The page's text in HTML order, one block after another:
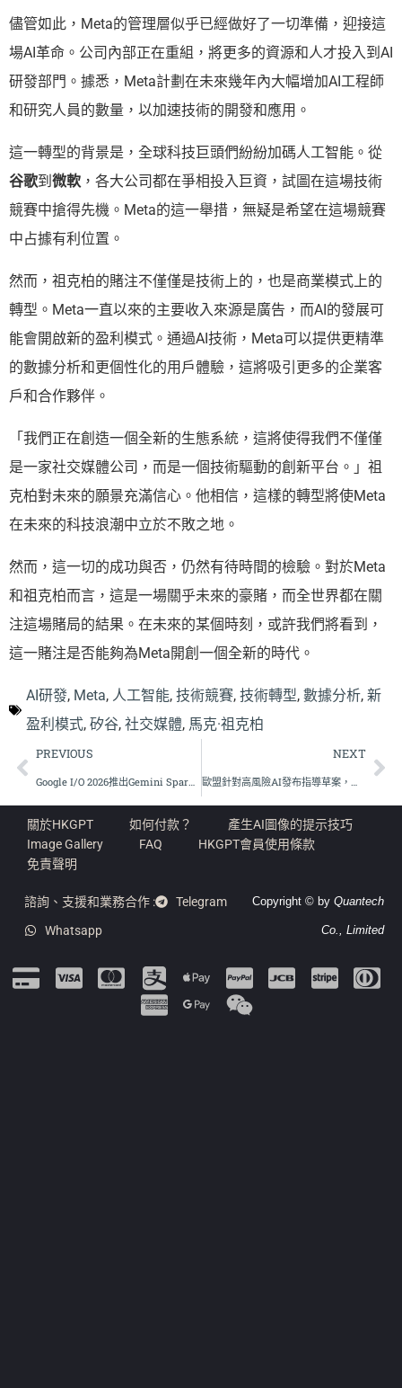
儘管如此，Meta的管理層似乎已經做好了一切準備，迎接這
場AI革命。公司內部正在重組，將更多的資源和人才投入到AI
研發部門。據悉，Meta計劃在未來幾年內大幅增加AI工程師
和研究人員的數量，以加速技術的開發和應用。
這一轉型的背景是，全球科技巨頭們紛紛加碼人工智能。從
谷歌到 微軟 ，各大公司都在爭相投入巨資，試圖在這場技術
競賽中搶得先機。Meta的這一舉措，無疑是希望在這場競賽
中占據有利位置。
然而，祖克柏的賭注不僅僅是技術上的，也是商業模式上的
轉型。Meta一直以來的主要收入來源是廣告，而AI的發展可
能會開啟新的盈利模式。通過AI技術，Meta可以提供更精準
的數據分析和更個性化的用戶體驗，這將吸引更多的企業客
戶和合作夥伴。
「我們正在創造一個全新的生態系統，這將使得我們不僅僅
是一家社交媒體公司，而是一個技術驅動的創新平台。」祖
克柏對未來的願景充滿信心。他相信，這樣的轉型將使Meta
在未來的科技浪潮中立於不敗之地。
然而，這一切的成功與否，仍然有待時間的檢驗。對於Meta
和祖克柏而言，這是一場關乎未來的豪賭，而全世界都在關
注這場賭局的結果。在未來的某個時刻，或許我們將看到，
這一賭注是否能夠為Meta開創一個全新的時代。
AI研發, Meta, 人工智能, 技術競賽, 技術轉型, 數據分析, 新
盈利模式, 矽谷, 社交媒體, 馬克·祖克柏
PREVIOUS NEXT
關於HKGPT 如何付款？
產生AI圖像的提示技巧
Image Gallery
FAQ
HKGPT會員使用條款
免責聲明
諮詢、支援和業務合作 :
Telegram
Whatsapp
Copyright © by Quantech
Co., Limited